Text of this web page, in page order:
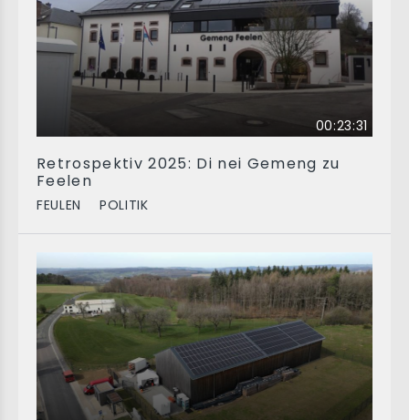
00:23:31
Retrospektiv 2025: Di nei Gemeng zu
Feelen
FEULEN POLITIK